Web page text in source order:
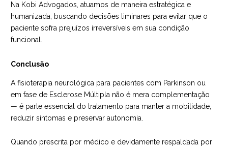
Na Kobi Advogados , atuamos de maneira estratégica e
humanizada, buscando decisões liminares para evitar que o
paciente sofra prejuízos irreversíveis em sua condição
funcional.
Conclusão
A fisioterapia neurológica para pacientes com Parkinson ou
em fase de Esclerose Múltipla não é mera complementação
— é parte essencial do tratamento para manter a mobilidade,
reduzir sintomas e preservar autonomia.
Quando prescrita por médico e devidamente respaldada por